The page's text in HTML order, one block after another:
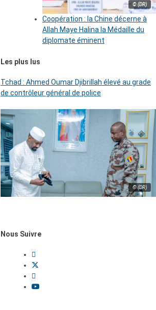
© (DR)
Coopération : la Chine décerne à
Allah Maye Halina la Médaille du
diplomate éminent
Les plus lus
Tchad : Ahmed Oumar Djibrillah élevé au grade
de contrôleur général de police
© (DR)
Nous Suivre